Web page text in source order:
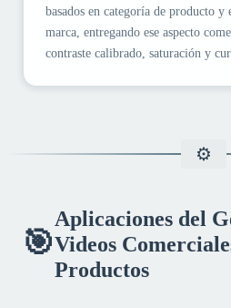
basados en categoría de producto y
marca, entregando ese aspecto
contraste calibrado, saturación y
🎯
Aplicaciones del
Videos
Productos